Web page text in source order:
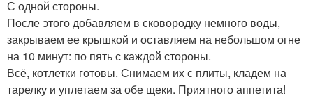
С одной стороны.
После этого добавляем в сковородку немного воды,
закрываем ее крышкой и оставляем на небольшом огне
на 10 минут: по пять с каждой стороны.
Всё, котлетки готовы. Снимаем их с плиты, кладем на
тарелку и уплетаем за обе щеки. Приятного аппетита!